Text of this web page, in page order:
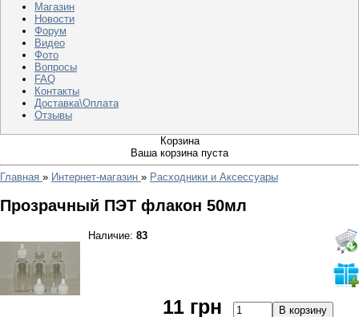
Магазин
Новости
Форум
Видео
Фото
Вопросы
FAQ
Контакты
Доставка\Оплата
Отзывы
Корзина
Ваша корзина пуста
Главная » Интернет-магазин » Расходники и Аксессуары
Прозрачный ПЭТ флакон 50мл
Наличие: 83
11 грн